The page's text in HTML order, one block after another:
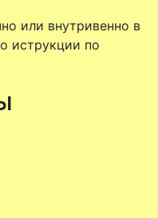
или внутривенно в
иструкции по